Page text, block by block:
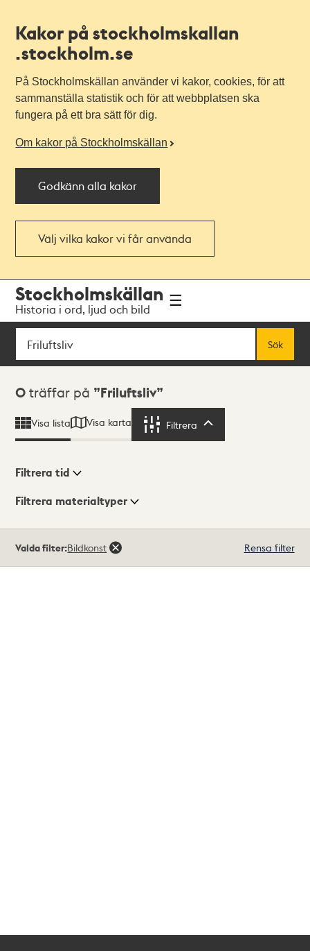
Kakor på stockholmskallan
.stockholm.se
På Stockholmskällan använder vi kakor, cookies, för att
sammanställa statistik och för att webbplatsen ska
fungera på ett bra sätt för dig.
Om kakor på Stockholmskällan
Godkänn alla kakor
Välj vilka kakor vi får använda
navigationen
huvudinnehållet
Stockholmskällan
Historia i ord, ljud och bild
Sök
Sök
Sökresultat
0 träffar på Friluftsliv
Visa lista Visa karta Filtrera
Visningsläge
Filtrera tid
Filtrera materialtyper
träffar
Valda filter:Bildkonst Rensa filter